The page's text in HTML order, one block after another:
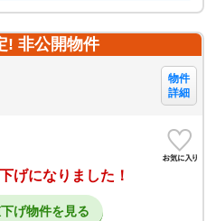
! 非公開物件
物件
詳細
げになりました！
げ物件を見る